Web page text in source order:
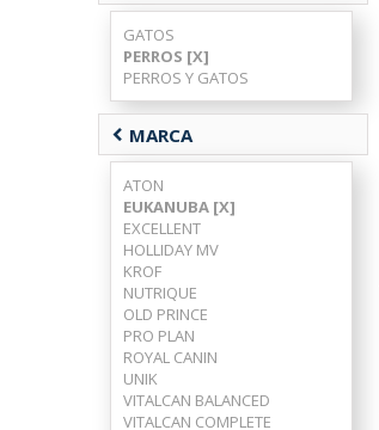
GATOS
PERROS [X]
PERROS Y GATOS
chevron_left MARCA
ATON
EUKANUBA [X]
EXCELLENT
HOLLIDAY MV
KROF
NUTRIQUE
OLD PRINCE
PRO PLAN
ROYAL CANIN
UNIK
VITALCAN BALANCED
VITALCAN COMPLETE